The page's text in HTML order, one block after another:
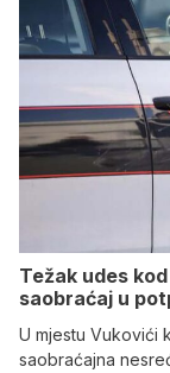
Težak udes
saobraćaj u
U mjestu Vukovići
saobraćajna